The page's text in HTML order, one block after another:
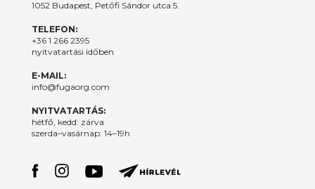
1052 Budapest, Petőfi Sándor utca 5.
TELEFON:
+36 1 266 2395
nyitvatartási időben
E-MAIL:
info@fugaorg.com
NYITVATARTÁS:
hétfő, kedd: zárva
szerda–vasárnap: 14–19h